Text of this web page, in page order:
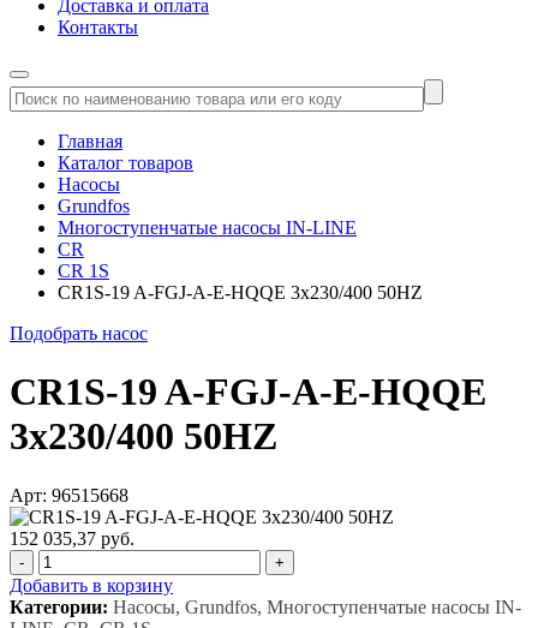
Доставка и оплата
Контакты
Главная
Каталог товаров
Насосы
Grundfos
Многоступенчатые насосы IN-LINE
CR
CR 1S
CR1S-19 A-FGJ-A-E-HQQE 3x230/400 50HZ
Подобрать насос
CR1S-19 A-FGJ-A-E-HQQE
3x230/400 50HZ
Арт: 96515668
152 035,37 руб.
- +
Добавить в корзину
Категории: Насосы, Grundfos, Многоступенчатые насосы IN-